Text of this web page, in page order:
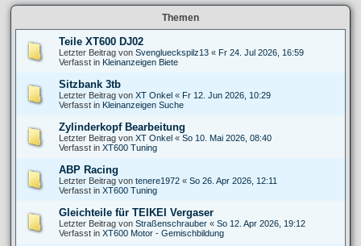
Themen
Teile XT600 DJ02
Letzter Beitrag von Svenglueckspilz13 « Fr 24. Jul 2026, 16:59
Verfasst in Kleinanzeigen Biete
Sitzbank 3tb
Letzter Beitrag von XT Onkel « Fr 12. Jun 2026, 10:29
Verfasst in Kleinanzeigen Suche
Zylinderkopf Bearbeitung
Letzter Beitrag von XT Onkel « So 10. Mai 2026, 08:40
Verfasst in XT600 Tuning
ABP Racing
Letzter Beitrag von tenere1972 « So 26. Apr 2026, 12:11
Verfasst in XT600 Tuning
Gleichteile für TEIKEI Vergaser
Letzter Beitrag von Straßenschrauber « So 12. Apr 2026, 19:12
Verfasst in XT600 Motor - Gemischbildung